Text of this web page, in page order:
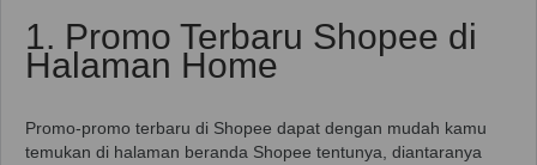
1. Promo Terbaru Shopee di
Halaman Home
Promo-promo terbaru di Shopee dapat dengan mudah kamu
temukan di halaman beranda Shopee tentunya, diantaranya